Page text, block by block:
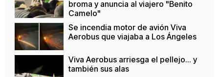
broma y anuncia al viajero "Benito
Camelo"
Se incendia motor de avión Viva
Aerobus que viajaba a Los Ángeles
Viva Aerobus arriesga el pellejo... y
también sus alas